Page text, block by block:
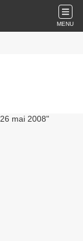
MENU